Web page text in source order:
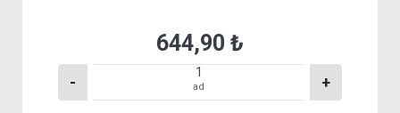
644,90 ₺
- ad +